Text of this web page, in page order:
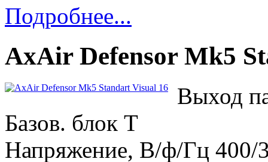
Подробнее...
AxAir Defensor Mk5
Выход
Базов. блок T
Напряжение, В/ф/Гц 400/